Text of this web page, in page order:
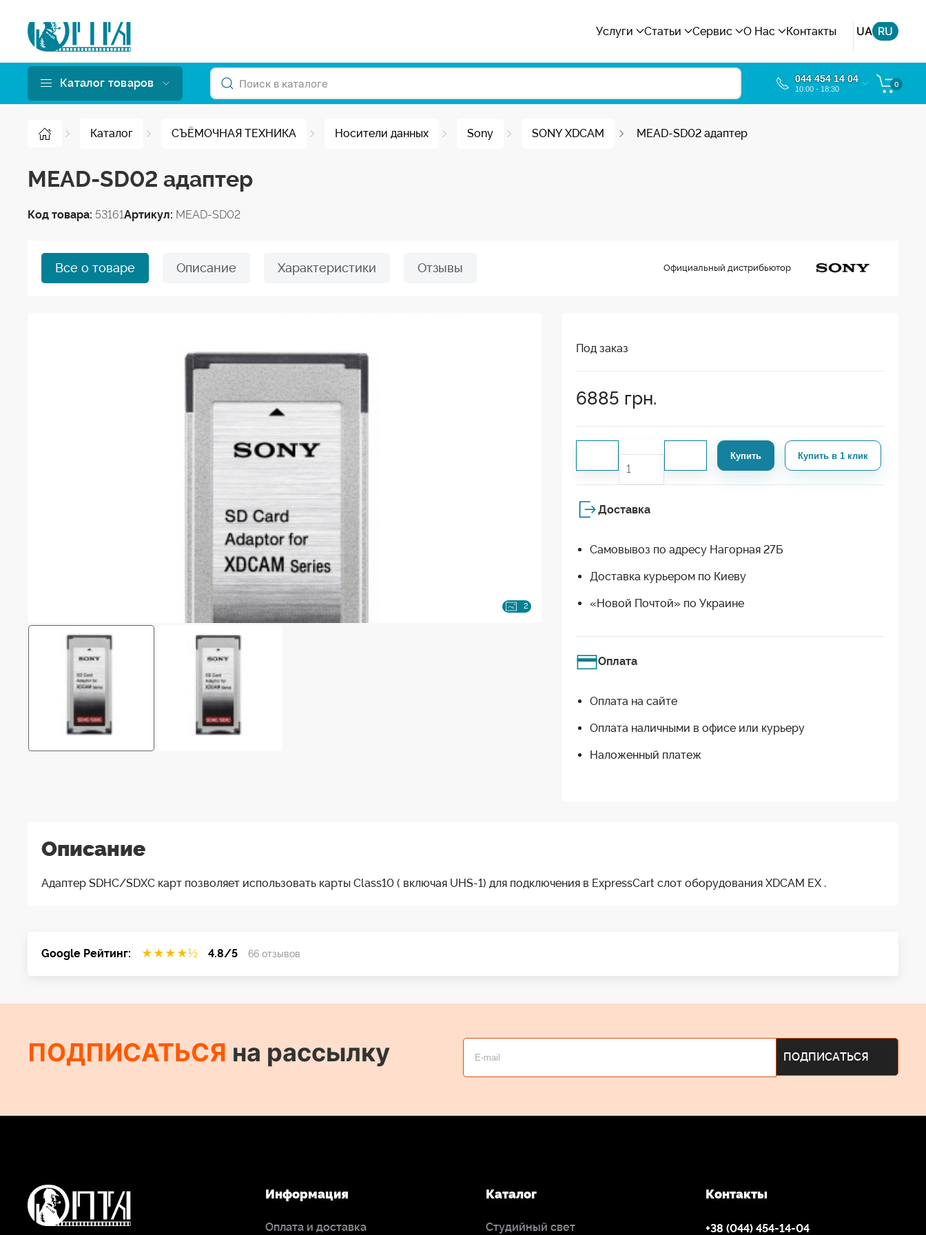
Услуги Статьи Сервис О Нас Контакты UA RU
Каталог товаров 044 454 14 04
10:00 - 18:30
0
Каталог СЪЁМОЧНАЯ ТЕХНИКА Носители данных Sony SONY XDCAM MEAD-SD02 адаптер
MEAD-SD02 адаптер
Код товара: 53161Артикул: MEAD-SD02
Все о товаре Описание Характеристики Отзывы Официальный дистрибьютор
2
Под заказ
6885 грн.
Купить Купить в 1 клик
Доставка
Самовывоз по адресу Нагорная 27Б
Доставка курьером по Киеву
«Новой Почтой» по Украине
Оплата
Оплата на сайте
Оплата наличными в офисе или курьеру
Наложенный платеж
Описание
Адаптер SDHC/SDXC карт позволяет использовать карты Class10 ( включая UHS-1) для подключения в ExpressCart слот оборудования XDCAM EX .
Google Рейтинг: ★ ★ ★ ★½ 4.8/5 66 отзывов
ПОДПИСАТЬСЯ на рассылку
Информация
Оплата и доставка
Каталог
Студийный свет
Контакты
+38 (044) 454-14-04